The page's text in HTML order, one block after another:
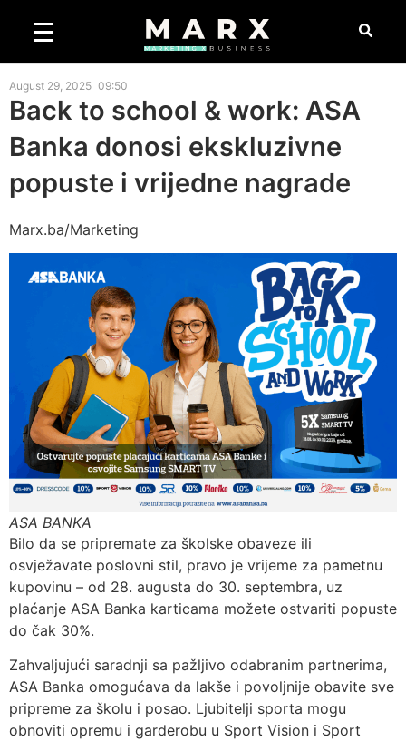
August 29, 2025 09:50
Back to school & work: ASA
Banka donosi ekskluzivne
popuste i vrijedne nagrade
Marx.ba/Marketing
ASA BANKA
Bilo da se pripremate za školske obaveze ili
osvježavate poslovni stil, pravo je vrijeme za pametnu
kupovinu – od 28. augusta do 30. septembra, uz
plaćanje ASA Banka karticama možete ostvariti popuste
do čak 30%.
Zahvaljujući saradnji sa pažljivo odabranim partnerima,
ASA Banka omogućava da lakše i povoljnije obavite sve
pripreme za školu i posao. Ljubitelji sporta mogu
obnoviti opremu i garderobu u Sport Vision i Sport